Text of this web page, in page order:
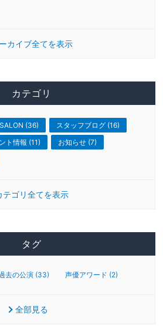
カイブ全てを表示
カテゴリ
(36)
スタッフブログ (16)
ト情報 (11)
お知らせ (7)
テゴリ全てを表示
タグ
去の公演 (33) 声優アワード (2)
全部見る